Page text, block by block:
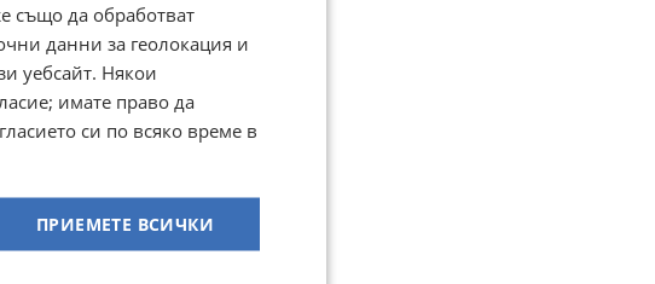
също да обработват
данни за геолокация и
уебсайт. Някои
имате право да
си по всяко време в
ПРИЕМЕТЕ ВСИЧКИ